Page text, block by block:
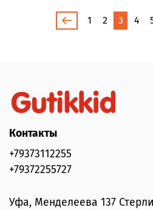
1 2 3 4
Контакты
+79373112255
+79372255727
Уфа, Менделеева 137